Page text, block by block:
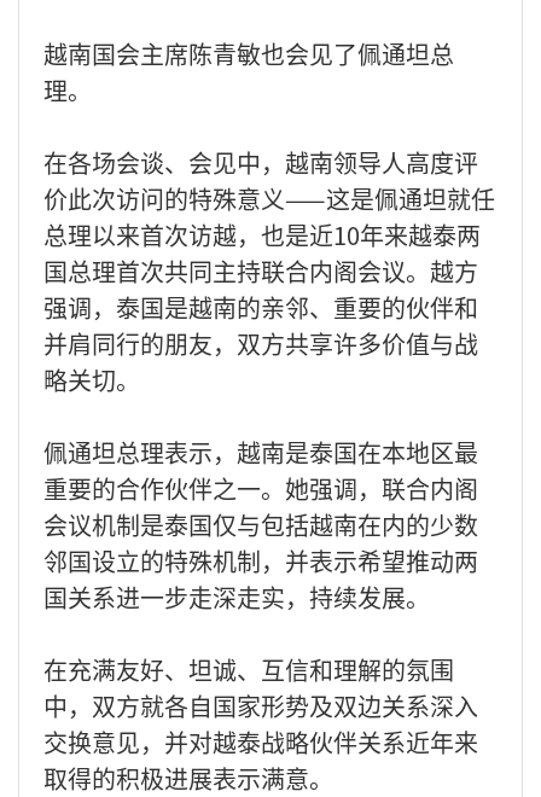
越南国会主席陈青敏也会见了佩通坦总
理。
在各场会谈、会见中，越南领导人高度评
价此次访问的特殊意义——这是佩通坦就任
总理以来首次访越，也是近10年来越泰两
国总理首次共同主持联合内阁会议。越方
强调，泰国是越南的亲邻、重要的伙伴和
并肩同行的朋友，双方共享许多价值与战
略关切。
佩通坦总理表示，越南是泰国在本地区最
重要的合作伙伴之一。她强调，联合内阁
会议机制是泰国仅与包括越南在内的少数
邻国设立的特殊机制，并表示希望推动两
国关系进一步走深走实，持续发展。
在充满友好、坦诚、互信和理解的氛围
中，双方就各自国家形势及双边关系深入
交换意见，并对越泰战略伙伴关系近年来
取得的积极进展表示满意。